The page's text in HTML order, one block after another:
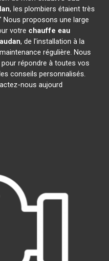
, les plombiers étaient très
proposons une large
votre chauffe eau
, de l'installation à la
régulière. Nous
répondre à toutes vos
conseils personnalisés.
nous aujourd